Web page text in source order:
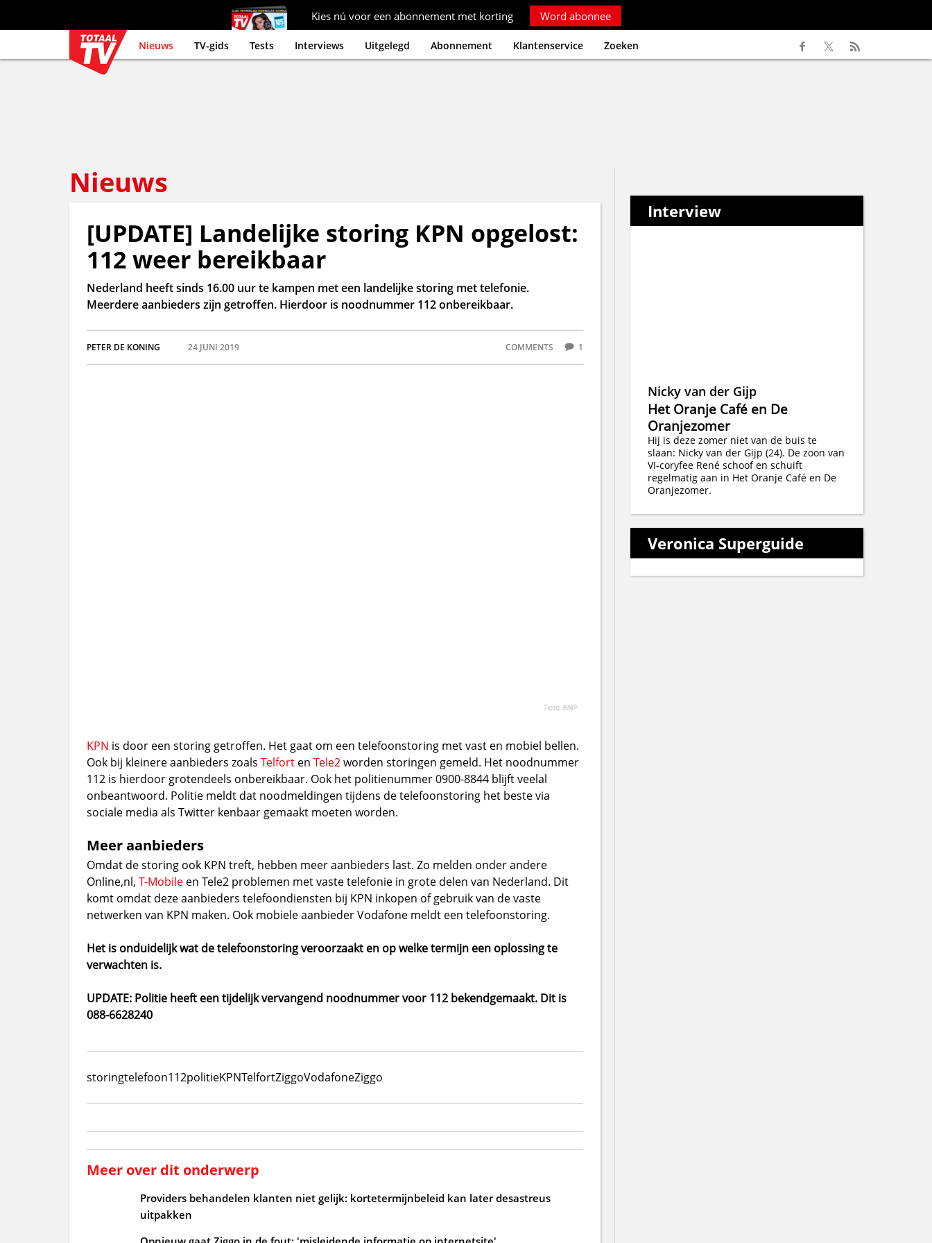
Kies nú voor een abonnement met korting Word abonnee
Nieuws TV-gids Tests Interviews Uitgelegd Abonnement Klantenservice Zoeken
Nieuws
[UPDATE] Landelijke storing KPN opgelost:
112 weer bereikbaar
Nederland heeft sinds 16.00 uur te kampen met een landelijke storing met telefonie.
Meerdere aanbieders zijn getroffen. Hierdoor is noodnummer 112 onbereikbaar.
PETER DE KONING 24 JUNI 2019 COMMENTS 1
Foto ANP
KPN is door een storing getroffen. Het gaat om een telefoonstoring met vast en mobiel bellen.
Ook bij kleinere aanbieders zoals Telforten Tele2worden storingen gemeld. Het noodnummer
112 is hierdoor grotendeels onbereikbaar. Ook het politienummer 0900-8844 blijft veelal
onbeantwoord. Politie meldt dat noodmeldingen tijdens de telefoonstoring het beste via
sociale media als Twitter kenbaar gemaakt moeten worden.
Meer aanbieders
Omdat de storing ook KPN treft, hebben meer aanbieders last. Zo melden onder andere
Online,nl, T-Mobileen Tele2 problemen met vaste telefonie in grote delen van Nederland. Dit
komt omdat deze aanbieders telefoondiensten bij KPN inkopen of gebruik van de vaste
netwerken van KPN maken. Ook mobiele aanbieder Vodafone meldt een telefoonstoring.
Het is onduidelijk wat de telefoonstoring veroorzaakt en op welke termijn een oplossing te
verwachten is.
UPDATE: Politie heeft een tijdelijk vervangend noodnummer voor 112 bekendgemaakt. Dit is
088-6628240
storingtelefoon112politieKPNTelfortZiggoVodafoneZiggo
Meer over dit onderwerp
Providers behandelen klanten niet gelijk: kortetermijnbeleid kan later desastreus
uitpakken
Interview
Nicky van der Gijp
Het Oranje Café en De
Oranjezomer
Hij is deze zomer niet van de buis te
slaan: Nicky van der Gijp (24). De zoon van
VI-coryfee René schoof en schuift
regelmatig aan in Het Oranje Café en De
Oranjezomer.
Veronica Superguide